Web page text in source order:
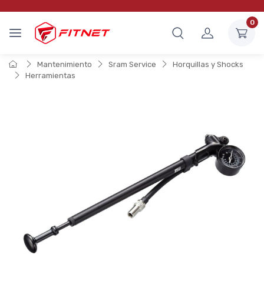
0
Mantenimiento Sram Service
Horquillas y Shocks
Herramientas